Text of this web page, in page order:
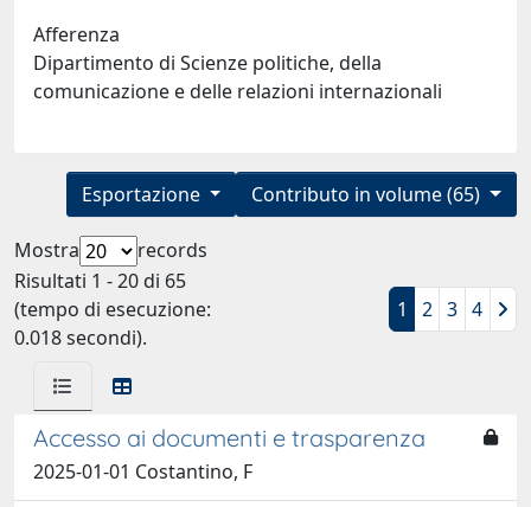
Afferenza
Dipartimento di Scienze politiche, della
comunicazione e delle relazioni internazionali
Contributo in volume (65)
Esportazione
Mostra
records
Risultati 1 - 20 di 65
(tempo di esecuzione:
0.018 secondi).
1 2 3 4
Accesso ai documenti e trasparenza
2025-01-01 Costantino, F